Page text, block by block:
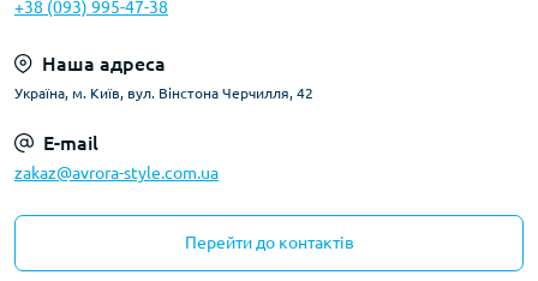
+38 (093) 995-47-38
Наша адреса
Україна, м. Київ, вул. Вінстона Черчилля, 42
E-mail
zakaz@avrora-style.com.ua
Перейти до контактів